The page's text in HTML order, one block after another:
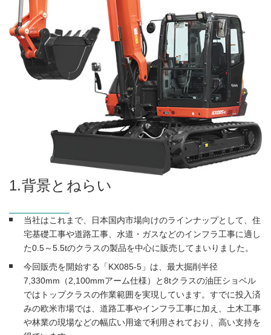
1.背景とねらい
当社はこれまで、日本国内市場向けのラインナップとして、住
宅基礎工事や道路工事、水道・ガスなどのインフラ工事に適し
た0.5～5.5tのクラスの製品を中心に販売してまいりました。
今回販売を開始する「KX085-5」は、最大掘削半径
7,330mm（2,100mmアーム仕様）と8tクラスの油圧ショベル
ではトップクラスの作業範囲を実現しています。すでに投入済
みの欧米市場では、道路工事やインフラ工事に加え、土木工事
や林業の現場などの幅広い用途で利用されており、高い支持を